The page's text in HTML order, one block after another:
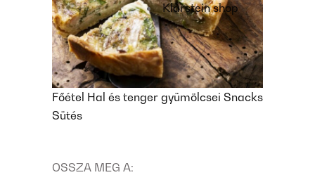
Klarstein shop
Főétel Hal és tenger gyümölcsei Snacks
Sütés
OSSZA MEG A: